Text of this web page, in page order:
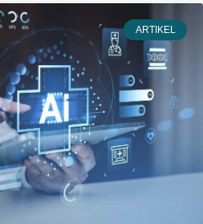
ARTIKEL